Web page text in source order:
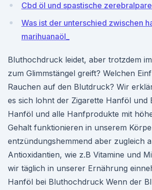
Cbd öl und spastische
Was ist der unterschied zwischen
marihuanaöl_
Bluthochdruck leidet, aber trotzdem
zum Glimmstängel greift? Welchen
Rauchen auf den Blutdruck? Wir
es sich lohnt der Zigarette Hanföl und
Hanföl und alle Hanfprodukte mit
Gehalt funktionieren in unserem
entzündungshemmend aber zugleich
Antioxidantien, wie z.B Vitamine und
wir täglich in unserer Ernährung
Hanföl bei Bluthochdruck Wenn der